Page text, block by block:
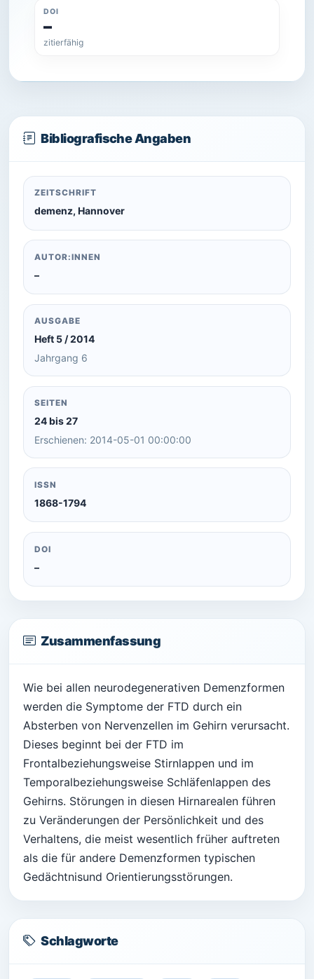
DOI
–
zitierfähig
Bibliografische Angaben
ZEITSCHRIFT
demenz, Hannover
AUTOR:INNEN
–
AUSGABE
Heft 5 / 2014
Jahrgang 6
SEITEN
24 bis 27
Erschienen: 2014-05-01 00:00:00
ISSN
1868-1794
DOI
–
Zusammenfassung
Wie bei allen neurodegenerativen Demenzformen
werden die Symptome der FTD durch ein
Absterben von Nervenzellen im Gehirn verursacht.
Dieses beginnt bei der FTD im
Frontalbeziehungsweise Stirnlappen und im
Temporalbeziehungsweise Schläfenlappen des
Gehirns. Störungen in diesen Hirnarealen führen
zu Veränderungen der Persönlichkeit und des
Verhaltens, die meist wesentlich früher auftreten
als die für andere Demenzformen typischen
Gedächtnisund Orientierungsstörungen.
Schlagworte